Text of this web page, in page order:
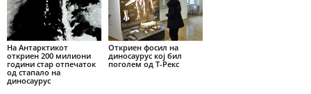
На Антарктикот
откриен 200 милиони
години стар отпечаток
од стапало на
диносаурус
Откриен фосил на
диносаурус кој бил
поголем од Т-Рекс